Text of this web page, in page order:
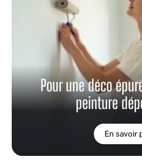
Pour une déco
peinture
En savoir